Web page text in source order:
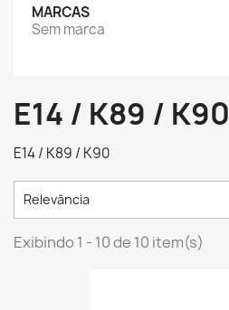
MARCAS
Sem marca
E14 / K89 / K90
E14 / K89 / K90
Relevância
Exibindo 1 - 10 de 10 item(s)